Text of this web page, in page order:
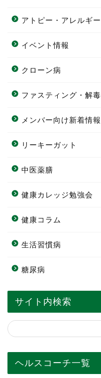
アトピー・アレルギー
イベント情報
クローン病
ファスティング・解毒
メンバー向け新着情報
リーキーガット
中医薬膳
健康カレッジ勉強会
健康コラム
生活習慣病
糖尿病
サイト内検索
ヘルスコーチ一覧